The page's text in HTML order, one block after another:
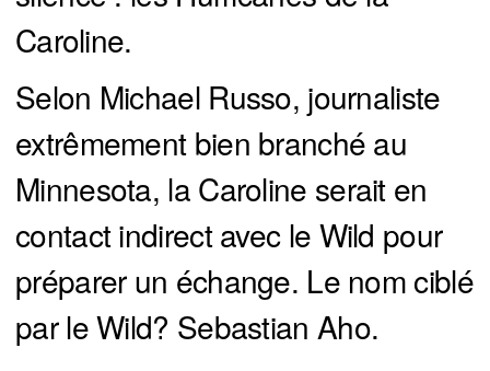
Caroline.
Selon Michael Russo, journaliste
extrêmement bien branché au
Minnesota, la Caroline serait en
contact indirect avec le Wild pour
préparer un échange. Le nom ciblé
par le Wild? Sebastian Aho.